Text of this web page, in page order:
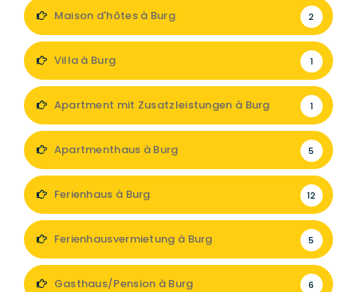
Maison d'hôtes à Burg 2
Villa à Burg 1
Apartment mit Zusatzleistungen à Burg 1
Apartmenthaus à Burg 5
Ferienhaus à Burg 12
Ferienhausvermietung à Burg 5
Gasthaus/Pension à Burg 6